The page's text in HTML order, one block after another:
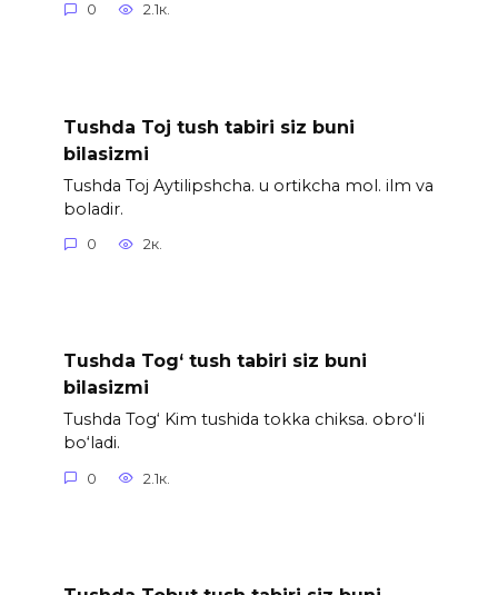
0 2.1к.
Tushda Toj tush tabiri siz buni
bilasizmi
Tushda Toj Aytilipshcha. u ortikcha mol. ilm va
boladir.
0 2к.
Tushda Tog‘ tush tabiri siz buni
bilasizmi
Tushda Tog‘ Kim tushida tokka chiksa. obro‘li
bo‘ladi.
0 2.1к.